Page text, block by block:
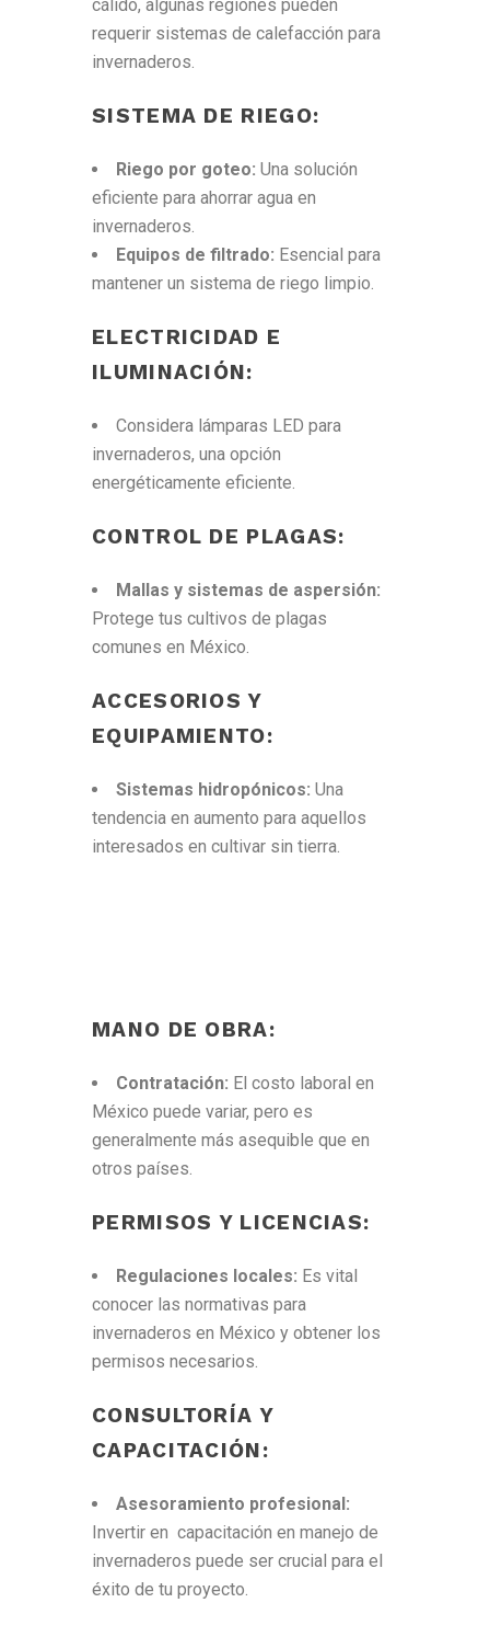
cálido, algunas regiones pueden
requerir sistemas de calefacción para
invernaderos.
SISTEMA DE RIEGO:
Riego por goteo: Una solución
eficiente para ahorrar agua en
invernaderos.
Equipos de filtrado: Esencial para
mantener un sistema de riego limpio.
ELECTRICIDAD E
ILUMINACIÓN:
Considera lámparas LED para
invernaderos, una opción
energéticamente eficiente.
CONTROL DE PLAGAS:
Mallas y sistemas de aspersión:
Protege tus cultivos de plagas
comunes en México.
ACCESORIOS Y
EQUIPAMIENTO:
Sistemas hidropónicos: Una
tendencia en aumento para aquellos
interesados en cultivar sin tierra.
MANO DE OBRA:
Contratación: El costo laboral en
México puede variar, pero es
generalmente más asequible que en
otros países.
PERMISOS Y LICENCIAS:
Regulaciones locales: Es vital
conocer las normativas para
invernaderos en México y obtener los
permisos necesarios.
CONSULTORÍA Y
CAPACITACIÓN:
Asesoramiento profesional:
Invertir en capacitación en manejo de
invernaderos puede ser crucial para el
éxito de tu proyecto.